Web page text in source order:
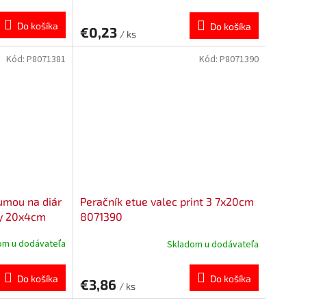
Do košíka €0,23 / ks
Do košíka
na diár
20x4cm
u dodávateľa
Do košíka
Kód: P8071381
Peračník etue valec print 3 7x20cm
8071390
Skladom u dodávateľa
€3,86 / ks
Do košíka
Kód: P8071390